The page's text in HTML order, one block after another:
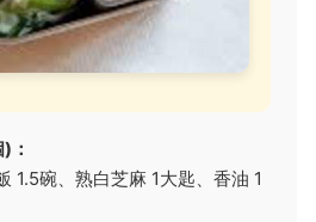
：
1.5碗、熟白芝麻 1大匙、香油 1